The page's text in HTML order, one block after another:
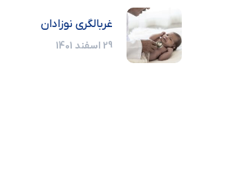
غربالگری نوزادان
29 اسفند 1401